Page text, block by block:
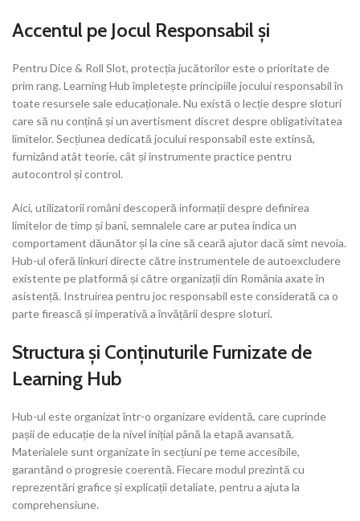
Accentul pe Jocul Responsabil și
Pentru Dice & Roll Slot, protecția jucătorilor este o prioritate de
prim rang. Learning Hub împletește principiile jocului responsabil în
toate resursele sale educaționale. Nu există o lecție despre sloturi
care să nu conțină și un avertisment discret despre obligativitatea
limitelor. Secțiunea dedicată jocului responsabil este extinsă,
furnizând atât teorie, cât și instrumente practice pentru
autocontrol și control.
Aici, utilizatorii români descoperă informații despre definirea
limitelor de timp și bani, semnalele care ar putea indica un
comportament dăunător și la cine să ceară ajutor dacă simt nevoia.
Hub-ul oferă linkuri directe către instrumentele de autoexcludere
existente pe platformă și către organizații din România axate în
asistență. Instruirea pentru joc responsabil este considerată ca o
parte firească și imperativă a învățării despre sloturi.
Structura și Conținuturile Furnizate de
Learning Hub
Hub-ul este organizat într-o organizare evidentă, care cuprinde
pașii de educație de la nivel inițial până la etapă avansată.
Materialele sunt organizate în secțiuni pe teme accesibile,
garantând o progresie coerentă. Fiecare modul prezintă cu
reprezentări grafice și explicații detaliate, pentru a ajuta la
comprehensiune.